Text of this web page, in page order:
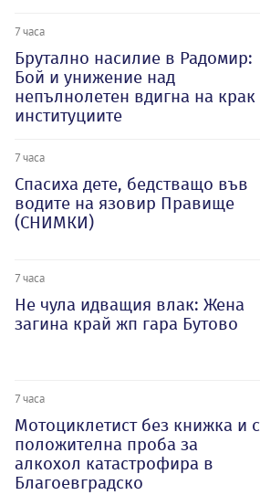
7 часа
Брутално насилие в Радомир:
Бой и унижение над
непълнолетен вдигна на крак
институциите
7 часа
Спасиха дете, бедстващо във
водите на язовир Правище
(СНИМКИ)
7 часа
Не чула идващия влак: Жена
загина край жп гара Бутово
7 часа
Мотоциклетист без книжка и с
положителна проба за
алкохол катастрофира в
Благоевградско